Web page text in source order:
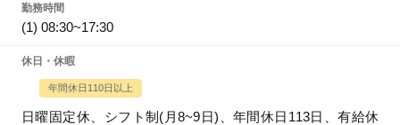
勤務時間
(1) 08:30~17:30
休日・休暇
年間休日110日以上
日曜固定休、シフト制(月8~9日)、年間休日113日、有給休